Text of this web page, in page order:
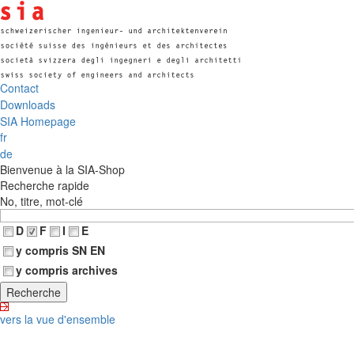
Contact
Downloads
SIA Homepage
fr
de
Bienvenue à la SIA-Shop
Recherche rapide
No, titre, mot-clé
D
F I
E
y compris SN EN
y compris archives
vers la vue d'ensemble